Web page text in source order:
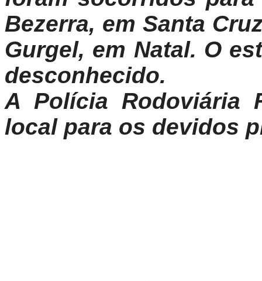
Bezerra, em Santa
Gurgel, em Natal. O
desconhecido.
A Polícia Rodoviária
local para os devidos